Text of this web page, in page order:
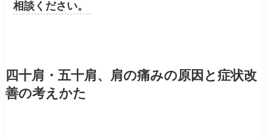
相談ください。
四十肩・五十肩、肩の痛みの原因と症状改
善の考えかた